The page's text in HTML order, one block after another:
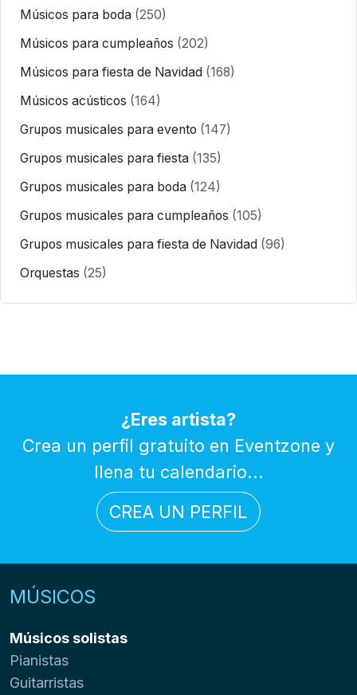
Músicos para boda (250)
Músicos para cumpleaños (202)
Músicos para fiesta de Navidad (168)
Músicos acústicos (164)
Grupos musicales para evento (147)
Grupos musicales para fiesta (135)
Grupos musicales para boda (124)
Grupos musicales para cumpleaños (105)
Grupos musicales para fiesta de Navidad (96)
Orquestas (25)
¿Eres artista?
Crea un perfil gratuito en Eventzone y
llena tu calendario...
CREA UN PERFIL
MÚSICOS
Músicos solistas
Pianistas
Guitarristas